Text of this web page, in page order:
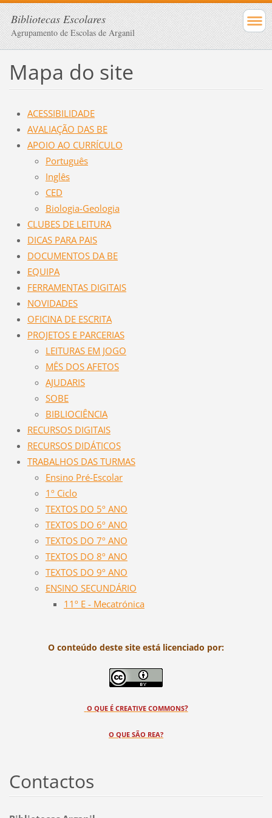
Bibliotecas Escolares
Agrupamento de Escolas de Arganil
Mapa do site
ACESSIBILIDADE
AVALIAÇÃO DAS BE
APOIO AO CURRÍCULO
Português
Inglês
CED
Biologia-Geologia
CLUBES DE LEITURA
DICAS PARA PAIS
DOCUMENTOS DA BE
EQUIPA
FERRAMENTAS DIGITAIS
NOVIDADES
OFICINA DE ESCRITA
PROJETOS E PARCERIAS
LEITURAS EM JOGO
MÊS DOS AFETOS
AJUDARIS
SOBE
BIBLIOCIÊNCIA
RECURSOS DIGITAIS
RECURSOS DIDÁTICOS
TRABALHOS DAS TURMAS
Ensino Pré-Escolar
1º Ciclo
TEXTOS DO 5º ANO
TEXTOS DO 6º ANO
TEXTOS DO 7º ANO
TEXTOS DO 8º ANO
TEXTOS DO 9º ANO
ENSINO SECUNDÁRIO
11º E - Mecatrónica
O conteúdo deste site está licenciado por:
O QUE É CREATIVE COMMONS?
O QUE SÃO REA?
Contactos